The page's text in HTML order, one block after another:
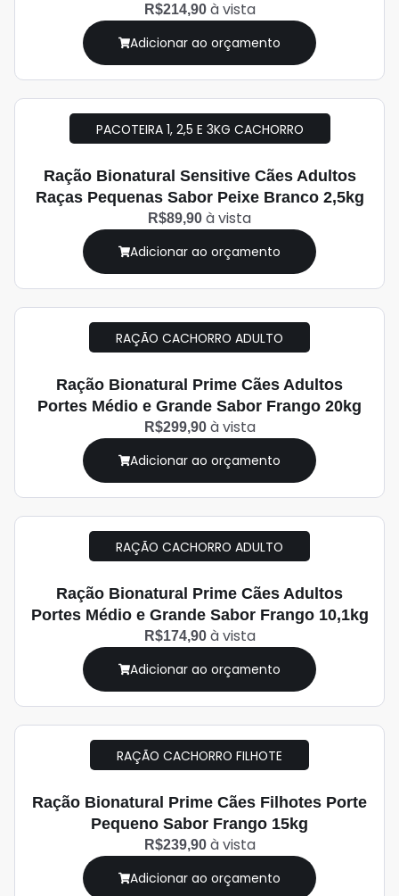
R$214,90à vista
Adicionar ao orçamento
PACOTEIRA 1, 2,5 E 3KG CACHORRO
Ração Bionatural Sensitive Cães Adultos
Raças Pequenas Sabor Peixe Branco 2,5kg
R$89,90 à vista
Adicionar ao orçamento
RAÇÃO CACHORRO ADULTO
Ração Bionatural Prime Cães Adultos
Portes Médio e Grande Sabor Frango 20kg
R$299,90à vista
Adicionar ao orçamento
RAÇÃO CACHORRO ADULTO
Ração Bionatural Prime Cães Adultos
Portes Médio e Grande Sabor Frango 10,1kg
R$174,90à vista
Adicionar ao orçamento
RAÇÃO CACHORRO FILHOTE
Ração Bionatural Prime Cães Filhotes Porte
Pequeno Sabor Frango 15kg
R$239,90à vista
Adicionar ao orçamento